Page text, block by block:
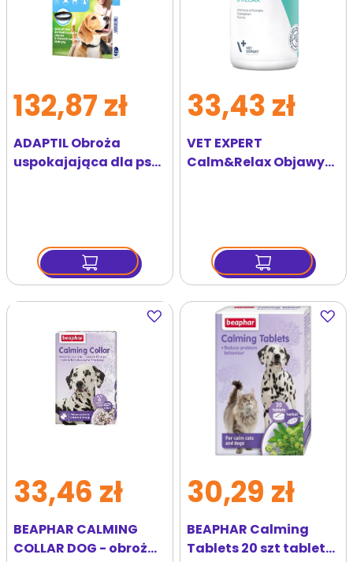
ADAPTIL Obroża
uspokajająca dla psa
132,87 zł
VET EXPERT
Calm&Relax Objawy
33,43 zł
Dodaj
do
BEAPHAR CALMING
COLLAR DOG - obroża
33,46 zł
Dodaj
do
BEAPHAR Calming
Tablets 20 szt tabletki
30,29 zł